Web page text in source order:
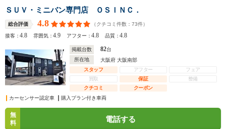
ＳＵＶ・ミニバン専門店 ＯＳＩＮＣ．
総合評価 4.8 （クチコミ件数： 73件）
接客：4.8 雰囲気：4.9 アフター：4.8 品質：4.8
掲載台数 82台
所在地
大阪府 大阪南部
スタッフ
アフター
フェア
買取
保証
整備
クチコミ
クーポン
カーセンサー認定車
購入プラン付き車両
無
料
電話する